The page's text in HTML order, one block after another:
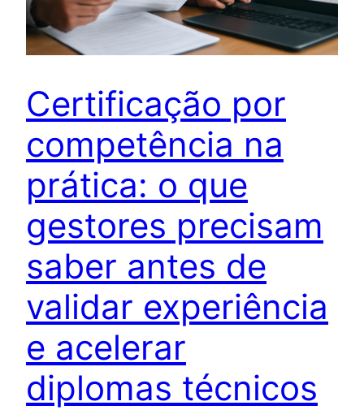
Certificação por
competência na
prática: o que
gestores precisam
saber antes de
validar experiência
e acelerar
diplomas técnicos